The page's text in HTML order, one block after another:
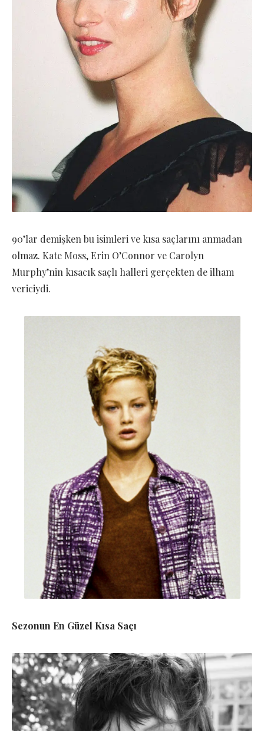
90’lar demişken bu isimleri ve kısa saçlarını anmadan
olmaz. Kate Moss, Erin O’Connor ve Carolyn
Murphy’nin kısacık saçlı halleri gerçekten de ilham
vericiydi.
Sezonun En Güzel Kısa Saçı